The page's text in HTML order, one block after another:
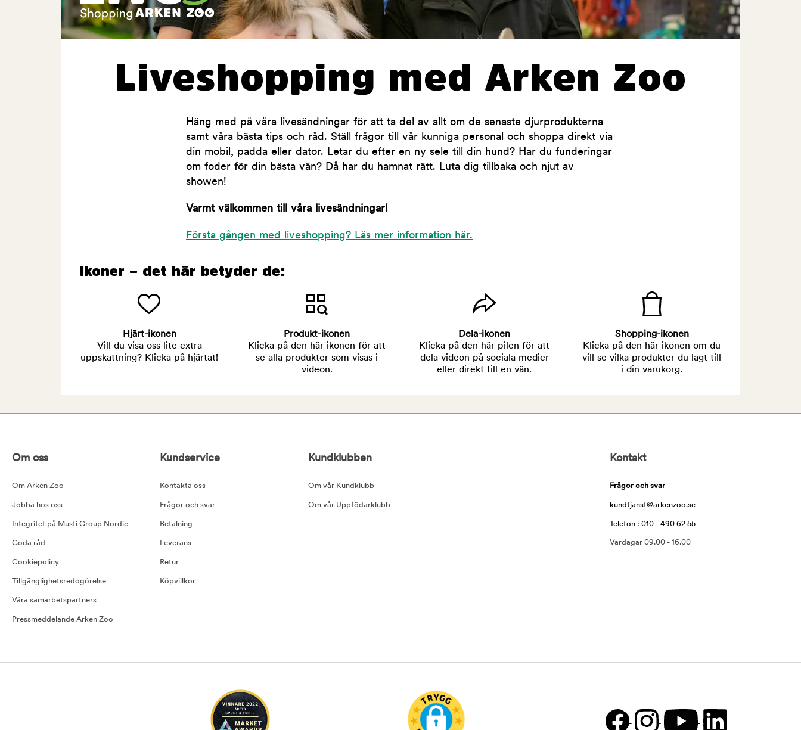
Liveshopping med Arken Zoo
Häng med på våra livesändningar för att ta del av allt om de senaste djurprodukterna
samt våra bästa tips och råd. Ställ frågor till vår kunniga personal och shoppa direkt via
din mobil, padda eller dator. Letar du efter en ny sele till din hund? Har du funderingar
om foder för din bästa vän? Då har du hamnat rätt. Luta dig tillbaka och njut av
showen!
Varmt välkommen till våra livesändningar!
Första gången med liveshopping? Läs mer information här.
Ikoner – det här betyder de:
Hjärt-ikonen
Vill du visa oss lite extra
uppskattning? Klicka på hjärtat!
Produkt-ikonen
Klicka på den här ikonen för att
se alla produkter som visas i
videon.
Dela-ikonen
Klicka på den här pilen för att
dela videon på sociala medier
eller direkt till en vän.
Shopping-ikonen
Klicka på den här ikonen om du
vill se vilka produkter du lagt till
i din varukorg.
Om oss
Om Arken Zoo
Jobba hos oss
Integritet på Musti Group Nordic
Goda råd
Cookiepolicy
Tillgänglighetsredogörelse
Våra samarbetspartners
Pressmeddelande Arken Zoo
Kundservice
Kontakta oss
Frågor och svar
Betalning
Leverans
Retur
Köpvillkor
Kundklubben
Om vår Kundklubb
Om vår Uppfödarklubb
Kontakt
Frågor och svar
kundtjanst@arkenzoo.se
Telefon : 010 - 490 62 55
Vardagar 09.00 - 16.00